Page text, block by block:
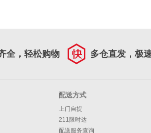
全，轻松购物 多仓直发，极
配送方式
上门自提
211限时达
配送服务查询